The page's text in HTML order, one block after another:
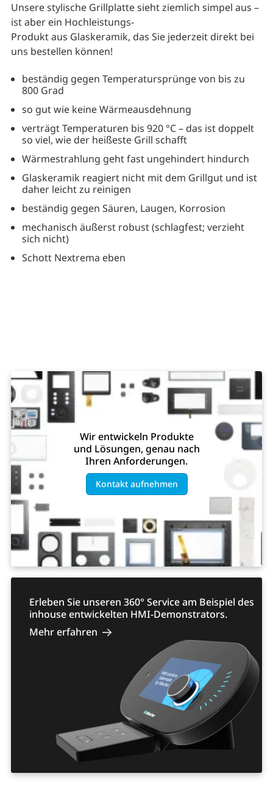
Unsere stylische Grillplatte sieht ziemlich simpel aus –
ist aber ein Hochleistungs-
Produkt aus Glaskeramik, das Sie jederzeit direkt bei
uns bestellen können!
beständig gegen Temperatursprünge von bis zu
800 Grad
so gut wie keine Wärmeausdehnung
verträgt Temperaturen bis 920 °C – das ist doppelt
so viel, wie der heißeste Grill schafft
Wärmestrahlung geht fast ungehindert hindurch
Glaskeramik reagiert nicht mit dem Grillgut und ist
daher leicht zu reinigen
beständig gegen Säuren, Laugen, Korrosion
mechanisch äußerst robust (schlagfest; verzieht
sich nicht)
Schott Nextrema eben
Wir entwickeln Produkte
und Lösungen, genau nach
Ihren Anforderungen.
Kontakt aufnehmen
Erleben Sie unseren 360° Service am Beispiel des
inhouse entwickelten HMI-Demonstrators.
Mehr erfahren